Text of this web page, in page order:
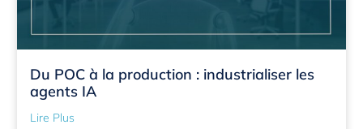
Du POC à la production : industrialiser les
agents IA
Lire Plus